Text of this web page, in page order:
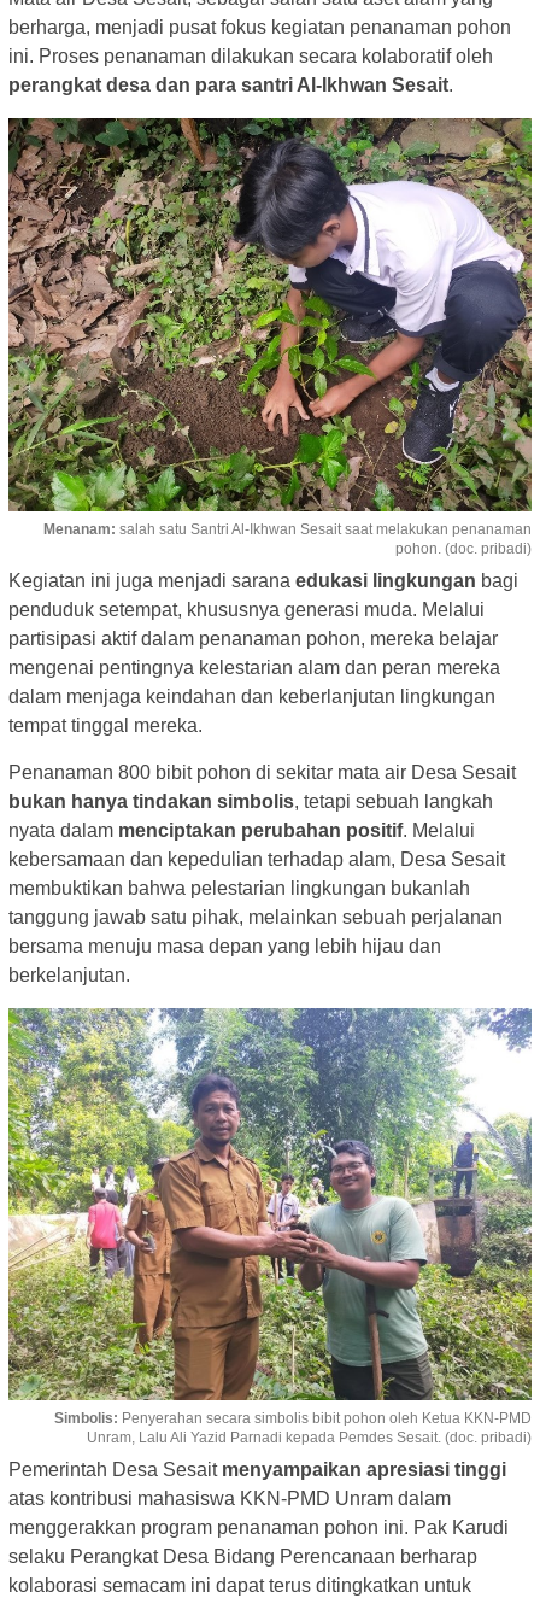
berharga, menjadi pusat fokus kegiatan penanaman pohon
ini. Proses penanaman dilakukan secara kolaboratif oleh
perangkat desa dan para santri Al-Ikhwan Sesait.
Menanam: salah satu Santri Al-Ikhwan Sesait saat melakukan penanaman
pohon. (doc. pribadi)
Kegiatan ini juga menjadi sarana edukasi lingkungan bagi
penduduk setempat, khususnya generasi muda. Melalui
partisipasi aktif dalam penanaman pohon, mereka belajar
mengenai pentingnya kelestarian alam dan peran mereka
dalam menjaga keindahan dan keberlanjutan lingkungan
tempat tinggal mereka.
Penanaman 800 bibit pohon di sekitar mata air Desa Sesait
bukan hanya tindakan simbolis, tetapi sebuah langkah
nyata dalam menciptakan perubahan positif. Melalui
kebersamaan dan kepedulian terhadap alam, Desa Sesait
membuktikan bahwa pelestarian lingkungan bukanlah
tanggung jawab satu pihak, melainkan sebuah perjalanan
bersama menuju masa depan yang lebih hijau dan
berkelanjutan.
Simbolis: Penyerahan secara simbolis bibit pohon oleh Ketua KKN-PMD
Unram, Lalu Ali Yazid Parnadi kepada Pemdes Sesait. (doc. pribadi)
Pemerintah Desa Sesait menyampaikan apresiasi tinggi
atas kontribusi mahasiswa KKN-PMD Unram dalam
menggerakkan program penanaman pohon ini. Pak Karudi
selaku Perangkat Desa Bidang Perencanaan berharap
kolaborasi semacam ini dapat terus ditingkatkan untuk